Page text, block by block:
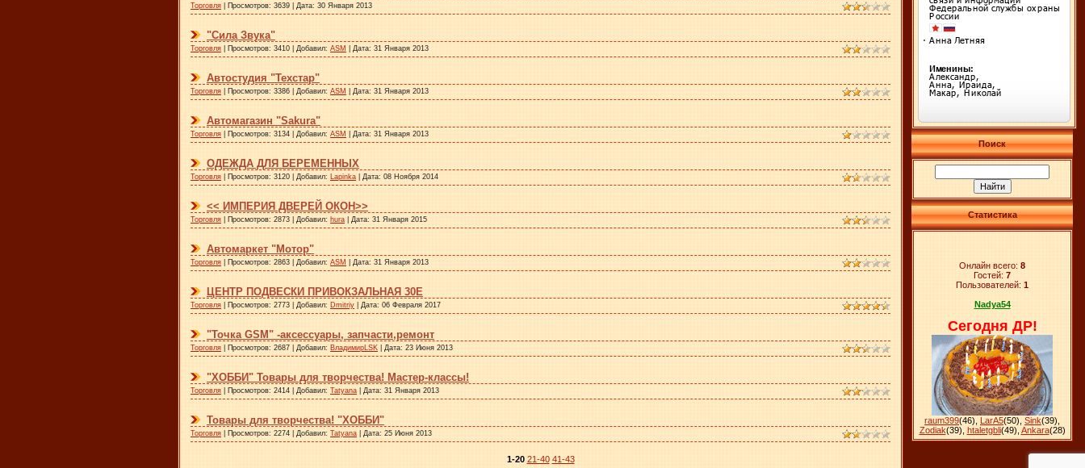
Торговля | Просмотров: 3639 | Дата: 30 Января 2013
"Сила Звука"
Торговля | Просмотров: 3410 | Добавил: ASM | Дата: 31 Января 2013
Автостудия "Техстар"
Торговля | Просмотров: 3386 | Добавил: ASM | Дата: 31 Января 2013
Автомагазин "Sakura"
Торговля | Просмотров: 3134 | Добавил: ASM | Дата: 31 Января 2013
ОДЕЖДА ДЛЯ БЕРЕМЕННЫХ
Торговля | Просмотров: 3120 | Добавил: Lapinka | Дата: 08 Ноября 2014
<< ИМПЕРИЯ ДВЕРЕЙ ОКОН>>
Торговля | Просмотров: 2873 | Добавил: hura | Дата: 31 Января 2015
Автомаркет "Мотор"
Торговля | Просмотров: 2863 | Добавил: ASM | Дата: 31 Января 2013
ЦЕНТР ПОДВЕСКИ ПРИВОКЗАЛЬНАЯ 30Е
Торговля | Просмотров: 2773 | Добавил: Dmitriy | Дата: 06 Февраля 2017
"Точка GSM" -аксессуары, запчасти,ремонт
Торговля | Просмотров: 2687 | Добавил: ВладимирLSK | Дата: 23 Июня 2013
"ХОББИ" Товары для творчества! Мастер-классы!
Торговля | Просмотров: 2414 | Добавил: Tatyana | Дата: 31 Января 2013
Товары для творчества! "ХОББИ"
Торговля | Просмотров: 2274 | Добавил: Tatyana | Дата: 25 Июня 2013
1-20 21-40 41-43
Поиск
Статистика
Онлайн всего: 8
Гостей: 7
Пользователей: 1
Nadya54
Сегодня ДР!
raum399(46) LarA5(50) Sink(39)
Zodiak(39) htaletgbli(49) Ankara(28)